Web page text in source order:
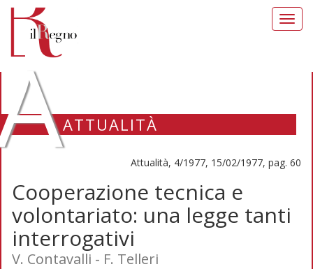
ATTUALITÀ
Attualità, 4/1977, 15/02/1977, pag. 60
Cooperazione tecnica e
volontariato: una legge tanti
interrogativi
V. Contavalli - F. Telleri